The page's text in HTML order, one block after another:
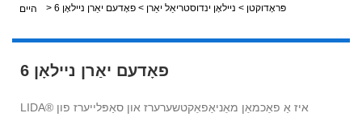
היים > פּראָדוקטן > ניילאָן ינדוסטריאַל יאַרן > פאָדעם יאַרן ניילאָן 6
פאָדעם יאַרן ניילאָן 6
LIDA® איז אַ פאַכמאַן מאַניאַפאַקטשערערז און סאַפּלייערז פון